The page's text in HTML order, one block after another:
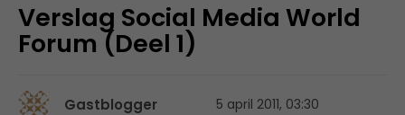
Verslag Social Media World
Forum (Deel 1)
Gastblogger 5 april 2011, 03:30